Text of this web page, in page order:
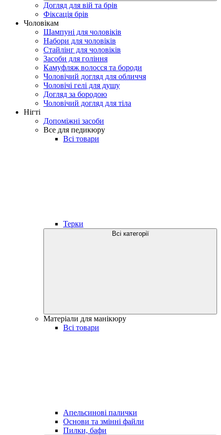
Догляд для вій та брів
Фіксація брів
Чоловікам
Шампуні для чоловіків
Набори для чоловіків
Стайлінг для чоловіків
Засоби для гоління
Камуфляж волосся та бороди
Чоловічий догляд для обличчя
Чоловічі гелі для душу
Догляд за бородою
Чоловічий догляд для тіла
Нігті
Допоміжні засоби
Все для педикюру
Всі товари
Терки
Всі категорії
Матеріали для манікюру
Всі товари
Апельсинові палички
Основи та змінні файли
Пилки, бафи